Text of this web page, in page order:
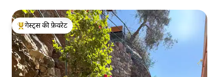
गेस्ट्स का टॉप फ़ेवरेट
गेस्ट्स की फ़ेवरेट